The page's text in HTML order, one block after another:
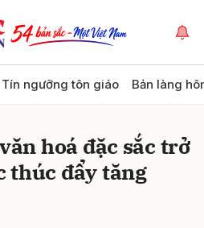
Tín ngưỡng tôn giáo Bản làng
hoá đặc sắc trở
thúc đẩy tăng